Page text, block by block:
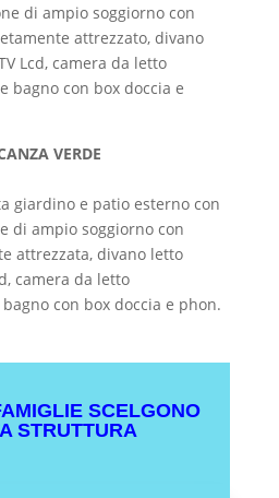
di ampio soggiorno con
attrezzato, divano
Lcd, camera da letto
bagno con box doccia e
VERDE
giardino e patio esterno con
di ampio soggiorno con
attrezzata, divano letto
camera da letto
con box doccia e phon.
SCELGONO
STRUTTURA